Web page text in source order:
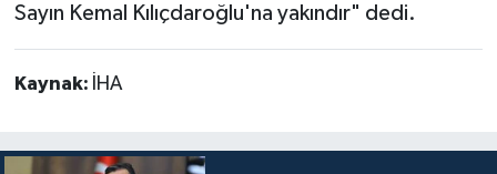
Sayın Kemal Kılıçdaroğlu'na yakındır" dedi.
Kaynak: İHA